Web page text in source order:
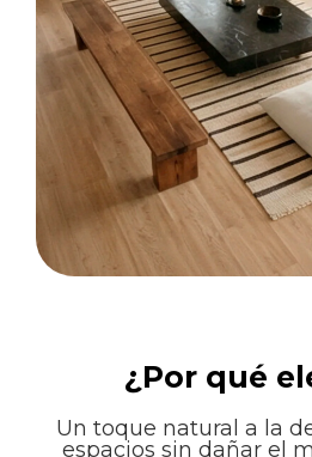
¿Por qué
Un toque natural a la
espacios sin dañar el